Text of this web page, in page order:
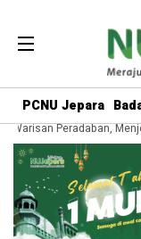
PCNU Jepara
Warisan Peradaban,